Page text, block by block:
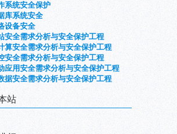
系统安全保护
库系统安全
设备安全
安全需求分析与安全保护工程
算安全需求分析与安全保护工程
安全需求分析与安全保护工程
应用安全需求分析与安全保护工程
据安全需求分析与安全保护工程
站